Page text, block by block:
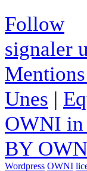
Follow
signaler
Unes |
OWNI
BY
Wordpress OWNI